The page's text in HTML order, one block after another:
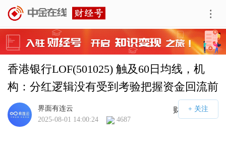
香港银行LOF(501025) 触及60日均线，机
构：分红逻辑没有受到考验把握资金回流前
机会
财经号APP
界面有连云
2025-08-01 14:00:24
4687